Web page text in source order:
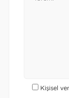
Kişisel